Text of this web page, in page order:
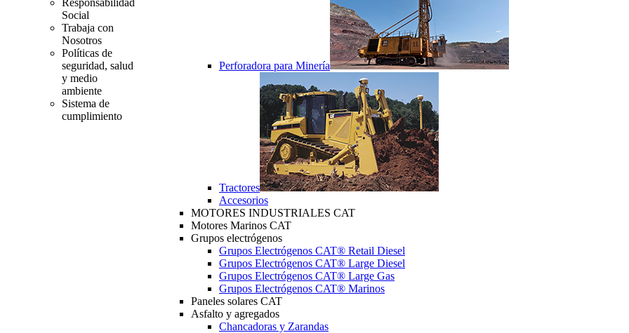
Responsabilidad
Social
Trabaja con
Nosotros
Políticas de
seguridad, salud
y medio
ambiente
Sistema de
cumplimiento
Perforadora para Minería
Tractores
Accesorios
MOTORES INDUSTRIALES CAT
Motores Marinos CAT
Grupos electrógenos
Grupos Electrógenos CAT® Retail Diesel
Grupos Electrógenos CAT® Large Diesel
Grupos Electrógenos CAT® Large Gas
Grupos Electrógenos CAT® Marinos
Paneles solares CAT
Asfalto y agregados
Chancadoras y Zarandas